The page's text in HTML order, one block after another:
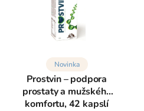
Novinka
Prostvin – podpora
prostaty a mužského
komfortu, 42 kapslí